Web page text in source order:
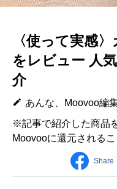
〈使って実感
をレビュー 人
介
あんな、Moovoo編
※記事で紹介した商品
Moovooに還元されるこ
Share